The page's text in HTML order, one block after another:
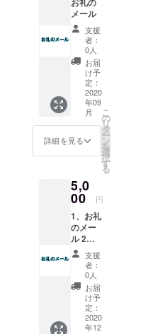
メール
支援
者：
0人
お届
け予
定：
2020
年09
月
詳細を見る
こ
の
リ
タ
ー
ン
を
選
択
す
る
5,0
00 円
1、お礼
のメー
ル 2、
特製
キーホ
ルダー
（※画像
はイ
メージ
です）
支援
者：
0人
お届
け予
定：
2020
年12